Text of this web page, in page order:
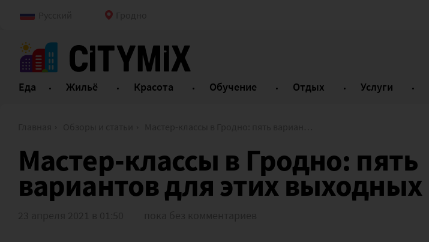
Еда Жильё Красота Обучение Отдых Услуги
Мастер-классы в Гродно: пять
вариантов для этих выходных